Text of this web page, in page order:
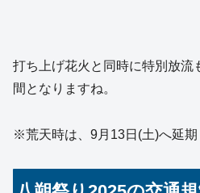
打ち上げ花火と同時に特別放流
間となりますね。
※荒天時は、9月13日(土)へ延期